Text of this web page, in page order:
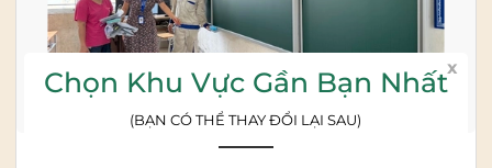
Lắp đặt bảng trượt ngang tại trường Đông Anh -
x
Chọn Khu Vực Gần Bạn Nhất
(BẠN CÓ THỂ THAY ĐỔI LẠI SAU)